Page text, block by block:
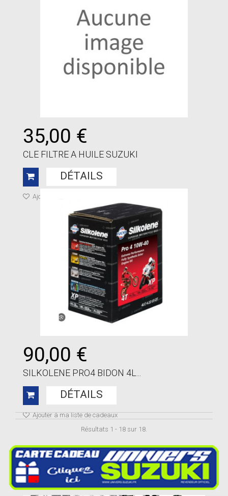
35,00 €
CLE FILTRE A HUILE SUZUKI
DÉTAILS
Ajouter à ma liste de cadeaux
90,00 €
SILKOLENE PRO4 BIDON 4L...
DÉTAILS
Ajouter à ma liste de cadeaux
Résultats 1 - 18 sur 18.